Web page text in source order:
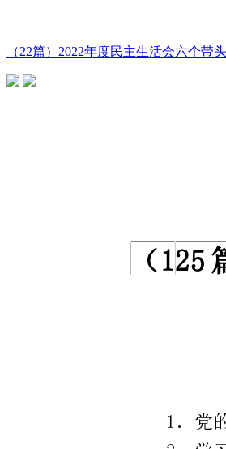
（22篇）2022年度民主生活会六个带